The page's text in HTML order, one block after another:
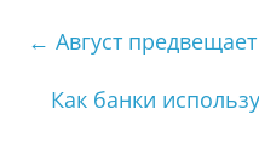
← Август
Как банки